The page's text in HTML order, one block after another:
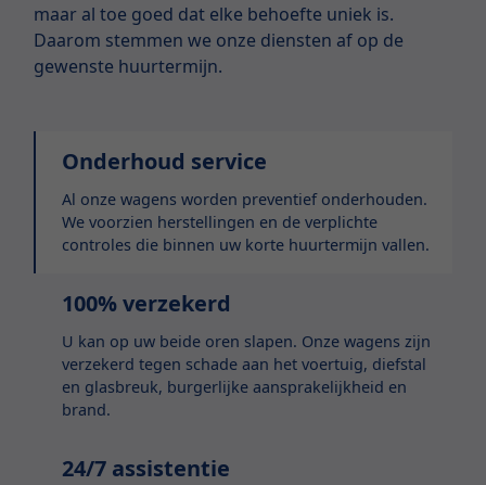
maar al toe goed dat elke behoefte uniek is.
Daarom stemmen we onze diensten af op de
gewenste huurtermijn.
Onderhoud service
Al onze wagens worden preventief onderhouden.
We voorzien herstellingen en de verplichte
controles die binnen uw korte huurtermijn vallen.
100% verzekerd
U kan op uw beide oren slapen. Onze wagens zijn
verzekerd tegen schade aan het voertuig, diefstal
en glasbreuk, burgerlijke aansprakelijkheid en
brand.
24/7 assistentie